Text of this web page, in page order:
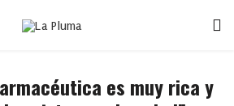
es muy rica y